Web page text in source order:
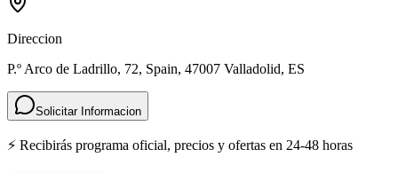
Direccion
P.º Arco de Ladrillo, 72, Spain, 47007 Valladolid, ES
Solicitar Informacion
⚡ Recibirás programa oficial, precios y ofertas en 24-48 horas